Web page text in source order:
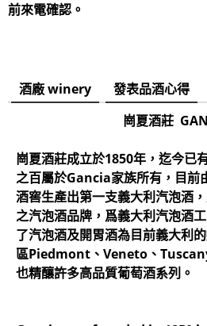
前來電確認。
酒廠 winery
發表品酒心得
崗夏酒莊
崗夏酒莊成立於1850年，迄今已
之百屬於Gancia家族所有，目前
酒窖生產出第一支義大利汽泡酒
之汽泡酒品牌，爲義大利汽泡酒
了汽泡酒及開胃酒為目前義大利
區Piedmont、Veneto、
也精釀許多高品質葡萄酒系列。